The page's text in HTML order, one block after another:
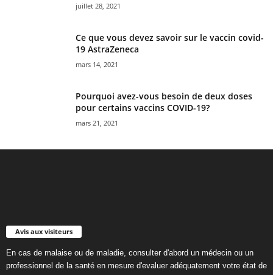
juillet 28, 2021
Ce que vous devez savoir sur le vaccin covid-
19 AstraZeneca
mars 14, 2021
Pourquoi avez-vous besoin de deux doses
pour certains vaccins COVID-19?
mars 21, 2021
Avis aux visiteurs
En cas de malaise ou de maladie, consulter d'abord un médecin ou un
professionnel de la santé en mesure d'evaluer adéquatement votre état de